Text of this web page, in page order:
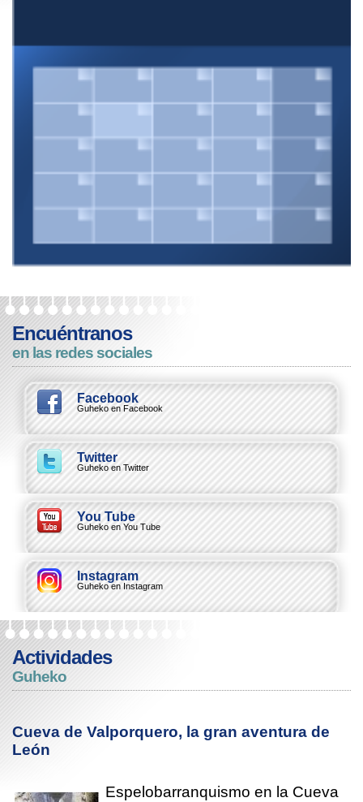
Encuéntranos
en las redes sociales
Facebook
Guheko en Facebook
Twitter
Guheko en Twitter
You Tube
Guheko en You Tube
Instagram
Guheko en Instagram
Actividades
Guheko
Cueva de Valporquero, la gran aventura de
León
Espelobarranquismo en la Cueva